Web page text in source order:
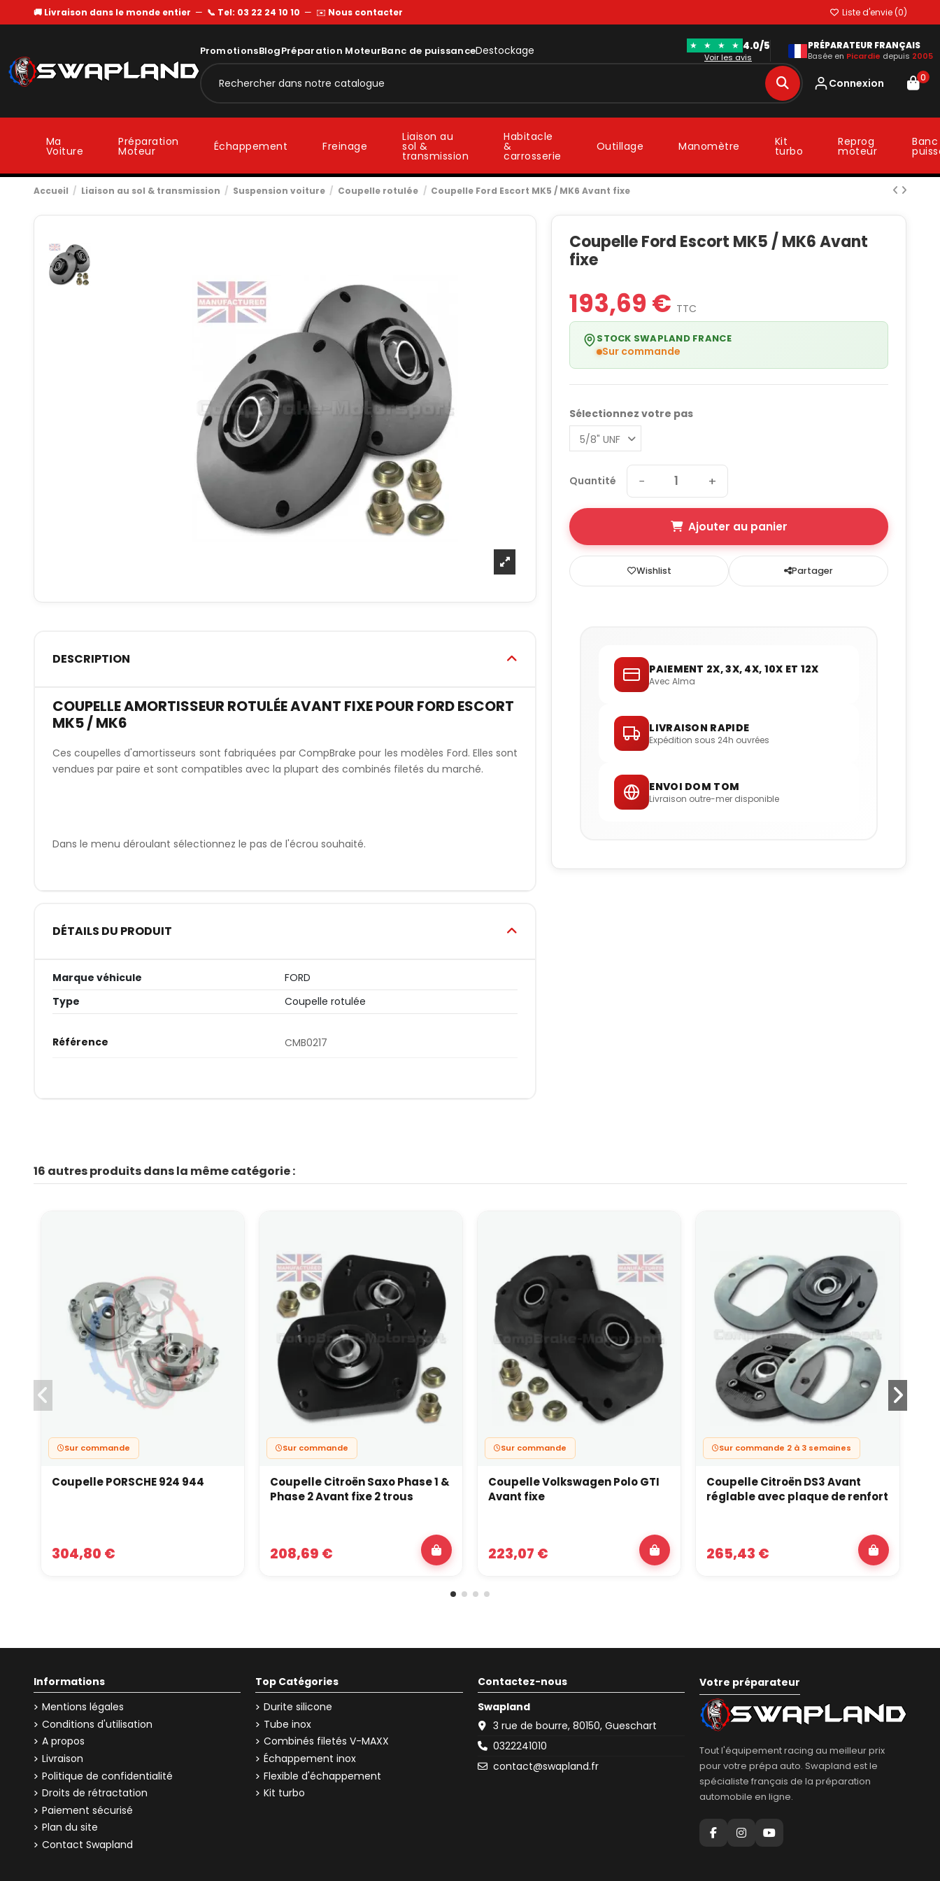
🚚 Livraison dans le monde entier — 📞 Tel: 03 22 24 10 10 — ✉️ Nous contacter Liste d'envie (0)
PromotionsBlogPréparation MoteurBanc de puissanceDestockage ★ ★ ★ ★ 4.0/5
Voir les avis
PRÉPARATEUR FRANÇAIS
Basée en Picardie depuis 2005
Connexion 0
Ma
Voiture
Préparation
Moteur Échappement Freinage
Liaison au
sol &
transmission
Habitacle
&
carrosserie
Outillage Manomètre Kit
turbo
Reprog
moteur
Accueil Liaison au sol & transmission Suspension voiture Coupelle rotulée Coupelle Ford Escort MK5 / MK6 Avant fixe
DESCRIPTION
COUPELLE AMORTISSEUR ROTULÉE AVANT FIXE POUR FORD ESCORT
MK5 / MK6
Ces coupelles d'amortisseurs sont fabriquées par CompBrake pour les modèles Ford. Elles sont
vendues par paire et sont compatibles avec la plupart des combinés filetés du marché.
Dans le menu déroulant sélectionnez le pas de l'écrou souhaité.
DÉTAILS DU PRODUIT
Marque véhicule
FORD
Type
Coupelle rotulée
Référence CMB0217
Coupelle Ford Escort MK5 / MK6 Avant
fixe
193,69 € TTC
STOCK SWAPLAND FRANCE
Sur commande
Sélectionnez votre pas
Quantité − +
Ajouter au panier
Wishlist Partager
PAIEMENT 2X, 3X, 4X, 10X ET 12X
Avec Alma
LIVRAISON RAPIDE
Expédition sous 24h ouvrées
ENVOI DOM TOM
Livraison outre-mer disponible
16 autres produits dans la même catégorie :
Sur commande
Coupelle PORSCHE 924 944
304,80 €
Sur commande
Coupelle Citroën Saxo Phase 1 &
Phase 2 Avant fixe 2 trous
208,69 €
Sur commande
Coupelle Volkswagen Polo GTI
Avant fixe
223,07 €
Sur commande 2 à 3 semaines
Coupelle Citroën DS3 Avant
réglable avec plaque de renfort
265,43 €
Informations
Mentions légales
Conditions d'utilisation
A propos
Livraison
Politique de confidentialité
Droits de rétractation
Paiement sécurisé
Plan du site
Contact Swapland
Top Catégories
Durite silicone
Tube inox
Combinés filetés V-MAXX
Échappement inox
Flexible d'échappement
Kit turbo
Contactez-nous
Swapland
3 rue de bourre, 80150, Gueschart
0322241010
contact@swapland.fr
Votre préparateur
Tout l'équipement racing au meilleur prix
pour votre prépa auto. Swapland est le
spécialiste français de la préparation
automobile en ligne.